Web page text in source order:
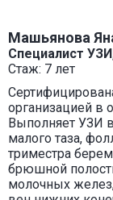
Машьянова
Специалист
Стаж: 7 лет
организацией в
Выполняет УЗИ
малого таза,
триместра
брюшной
молочных